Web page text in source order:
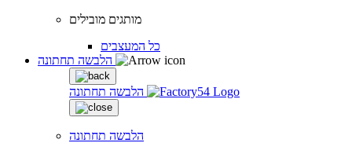
מותגים מובילים
כל המעצבים
הלבשה תחתונה
הלבשה תחתונה